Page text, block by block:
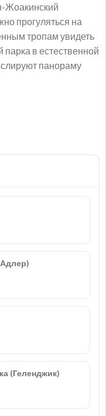
Жоакинский
прогуляться на
тропам увидеть
парка в естественной
панораму
(Геленджик)